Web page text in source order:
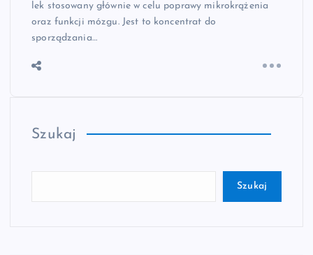
lek stosowany głównie w celu poprawy mikrokrążenia
oraz funkcji mózgu. Jest to koncentrat do
sporządzania…
Szukaj
Szukaj